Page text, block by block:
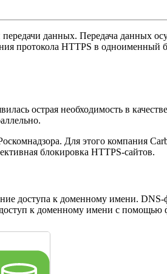
данных. Передача данных
протокола HTTPS в одноименный
острая необходимость в
Для этого компания
блокировка HTTPS-сайтов.
доступа к доменному имени. DNS-
к доменному имени с помощью